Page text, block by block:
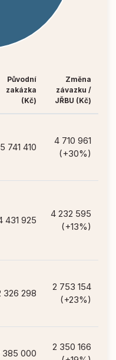
Původní
zakázka
(Kč)
Změna
závazku /
JŘBU (Kč)
741 410
4 710 961
(+30%)
431 925
4 232 595
(+13%)
326 298
2 753 154
(+23%)
385 000
2 350 166